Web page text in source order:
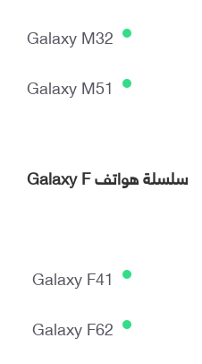
Galaxy M32
Galaxy M51
سلسلة هواتف Galaxy F
Galaxy F41
Galaxy F62